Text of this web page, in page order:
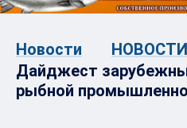
Новости
Дайджест
рыбной